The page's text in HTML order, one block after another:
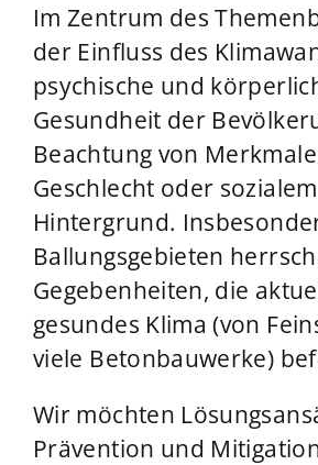
Im Zentrum des
der Einfluss des
psychische und
Gesundheit der
Beachtung von
Geschlecht oder sozialem
Hintergrund.
Ballungsgebieten
Gegebenheiten, die
gesundes Klima (von
viele Betonbauwerke)
Wir möchten
Prävention und